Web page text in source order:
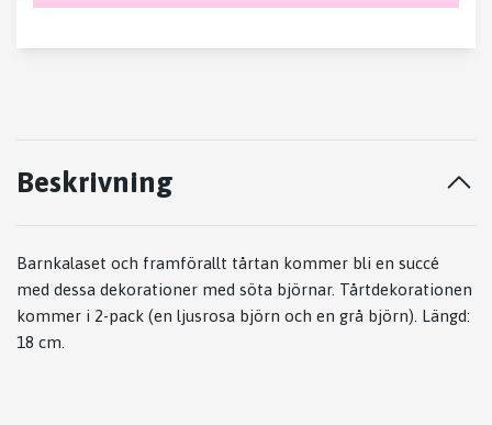
Beskrivning
Barnkalaset och framförallt tårtan kommer bli en succé
med dessa dekorationer med söta björnar. Tårtdekorationen
kommer i 2-pack (en ljusrosa björn och en grå björn). Längd:
18 cm.